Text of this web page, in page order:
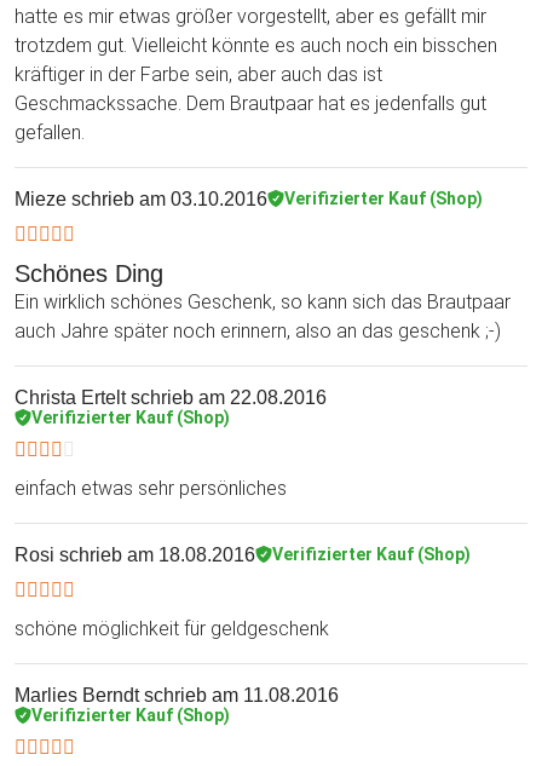
hatte es mir etwas größer vorgestellt, aber es gefällt mir
trotzdem gut. Vielleicht könnte es auch noch ein bisschen
kräftiger in der Farbe sein, aber auch das ist
Geschmackssache. Dem Brautpaar hat es jedenfalls gut
gefallen.
Mieze schrieb am 03.10.2016 Verifizierter Kauf (Shop)
Schönes Ding
Ein wirklich schönes Geschenk, so kann sich das Brautpaar
auch Jahre später noch erinnern, also an das geschenk ;-)
Christa Erteltschrieb am 22.08.2016
Verifizierter Kauf (Shop)
einfach etwas sehr persönliches
Rosi schrieb am 18.08.2016 Verifizierter Kauf (Shop)
schöne möglichkeit für geldgeschenk
Marlies Berndtschrieb am 11.08.2016
Verifizierter Kauf (Shop)